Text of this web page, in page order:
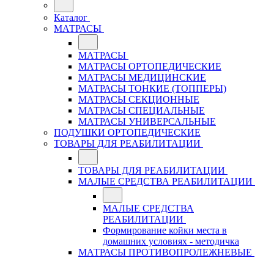
Каталог
МАТРАСЫ
МАТРАСЫ
МАТРАСЫ ОРТОПЕДИЧЕСКИЕ
МАТРАСЫ МЕДИЦИНСКИЕ
МАТРАСЫ ТОНКИЕ (ТОППЕРЫ)
МАТРАСЫ СЕКЦИОННЫЕ
МАТРАСЫ СПЕЦИАЛЬНЫЕ
МАТРАСЫ УНИВЕРСАЛЬНЫЕ
ПОДУШКИ ОРТОПЕДИЧЕСКИЕ
ТОВАРЫ ДЛЯ РЕАБИЛИТАЦИИ
ТОВАРЫ ДЛЯ РЕАБИЛИТАЦИИ
МАЛЫЕ СРЕДСТВА РЕАБИЛИТАЦИИ
МАЛЫЕ СРЕДСТВА
РЕАБИЛИТАЦИИ
Формирование койки места в
домашних условиях - методичка
МАТРАСЫ ПРОТИВОПРОЛЕЖНЕВЫЕ